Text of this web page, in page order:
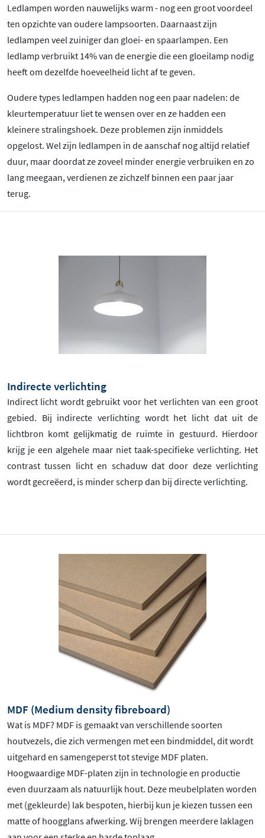
Ledlampen worden nauwelijks warm - nog een groot voordeel
ten opzichte van oudere lampsoorten. Daarnaast zijn
ledlampen veel zuiniger dan gloei- en spaarlampen. Een
ledlamp verbruikt 14% van de energie die een gloeilamp nodig
heeft om dezelfde hoeveelheid licht af te geven.
Oudere types ledlampen hadden nog een paar nadelen: de
kleurtemperatuur liet te wensen over en ze hadden een
kleinere stralingshoek. Deze problemen zijn inmiddels
opgelost. Wel zijn ledlampen in de aanschaf nog altijd relatief
duur, maar doordat ze zoveel minder energie verbruiken en zo
lang meegaan, verdienen ze zichzelf binnen een paar jaar
terug.
Indirecte verlichting
Indirect licht wordt gebruikt voor het verlichten van een groot
gebied. Bij indirecte verlichting wordt het licht dat uit de
lichtbron komt gelijkmatig de ruimte in gestuurd. Hierdoor
krijg je een algehele maar niet taak-specifieke verlichting. Het
contrast tussen licht en schaduw dat door deze verlichting
wordt gecreëerd, is minder scherp dan bij directe verlichting.
MDF (Medium density fibreboard)
Wat is MDF? MDF is gemaakt van verschillende soorten
houtvezels, die zich vermengen met een bindmiddel, dit wordt
uitgehard en samengeperst tot stevige MDF platen.
Hoogwaardige MDF-platen zijn in technologie en productie
even duurzaam als natuurlijk hout. Deze meubelplaten worden
met (gekleurde) lak bespoten, hierbij kun je kiezen tussen een
matte of hoogglans afwerking. Wij brengen meerdere laklagen